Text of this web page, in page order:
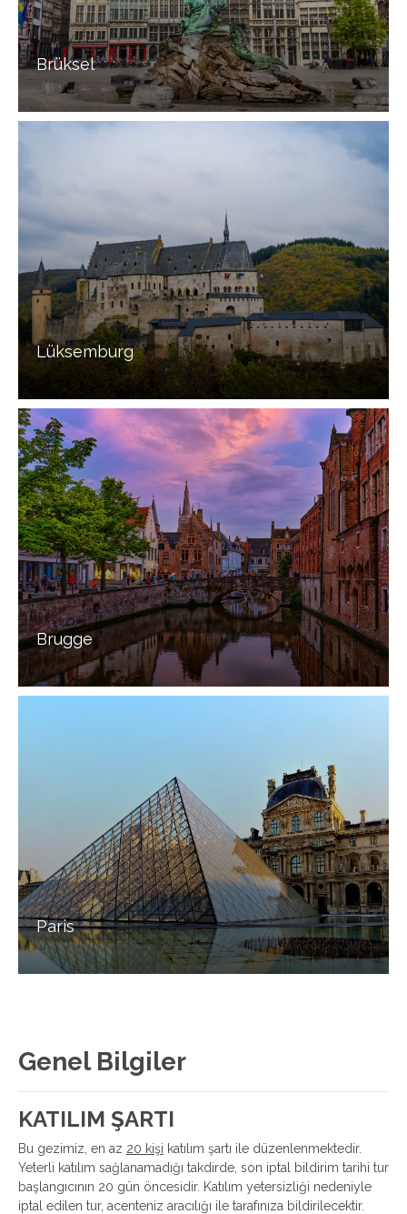
Brüksel
Lüksemburg
Brugge
Paris
Genel Bilgiler
KATILIM ŞARTI
Bu gezimiz, en az 20 kişi katılım şartı ile düzenlenmektedir.
Yeterli katılım sağlanamadığı takdirde, son iptal bildirim tarihi tur
başlangıcının 20 gün öncesidir. Katılım yetersizliği nedeniyle
iptal edilen tur, acenteniz aracılığı ile tarafınıza bildirilecektir.